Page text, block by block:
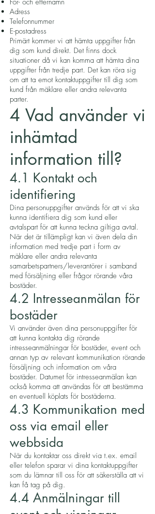
För- och efternamn
Adress
Telefonnummer
E-postadress
Primärt kommer vi att hämta uppgifter från
dig som kund direkt. Det finns dock
situationer då vi kan komma att hämta dina
uppgifter från tredje part. Det kan röra sig
om att ta emot kontaktuppgifter till dig som
kund från mäklare eller andra relevanta
parter.
4 Vad använder vi
inhämtad
information till?
4.1 Kontakt och
identifiering
Dina personuppgifter används för att vi ska
kunna identifiera dig som kund eller
avtalspart för att kunna teckna giltiga avtal.
När det är tillämpligt kan vi även dela din
information med tredje part i form av
mäklare eller andra relevanta
samarbetspartners/leverantörer i samband
med försäljning eller frågor rörande våra
bostäder.
4.2 Intresseanmälan för
bostäder
Vi använder även dina personuppgifter för
att kunna kontakta dig rörande
intresseanmälningar för bostäder, event och
annan typ av relevant kommunikation rörande
försäljning och information om våra
bostäder. Datumet för intresseanmälan kan
också komma att användas för att bestämma
en eventuell köplats för bostäderna.
4.3 Kommunikation med
oss via email eller
webbsida
När du kontaktar oss direkt via t.ex. email
eller telefon sparar vi dina kontaktuppgifter
som du lämnar till oss för att säkerställa att vi
kan få tag på dig.
4.4 Anmälningar till